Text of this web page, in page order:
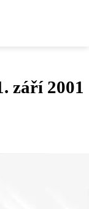
září 2001